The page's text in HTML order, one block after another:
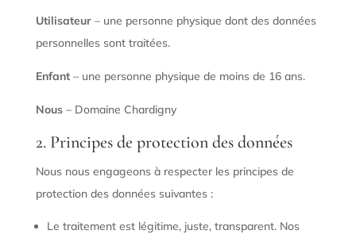
Utilisateur– une personne physique dont des données
personnelles sont traitées.
Enfant– une personne physique de moins de 16 ans.
Nous – Domaine Chardigny
2. Principes de protection des données
Nous nous engageons à respecter les principes de
protection des données suivantes :
Le traitement est légitime, juste, transparent. Nos